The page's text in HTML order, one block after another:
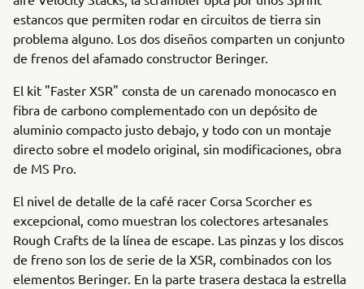
estancos que permiten rodar en circuitos de tierra sin
problema alguno. Los dos diseños comparten un conjunto
de frenos del afamado constructor Beringer.
El kit "Faster XSR" consta de un carenado monocasco en
fibra de carbono complementado con un depósito de
aluminio compacto justo debajo, y todo con un montaje
directo sobre el modelo original, sin modificaciones, obra
de MS Pro.
El nivel de detalle de la café racer Corsa Scorcher es
excepcional, como muestran los colectores artesanales
Rough Crafts de la línea de escape. Las pinzas y los discos
de freno son los de serie de la XSR, combinados con los
elementos Beringer. En la parte trasera destaca la estrella